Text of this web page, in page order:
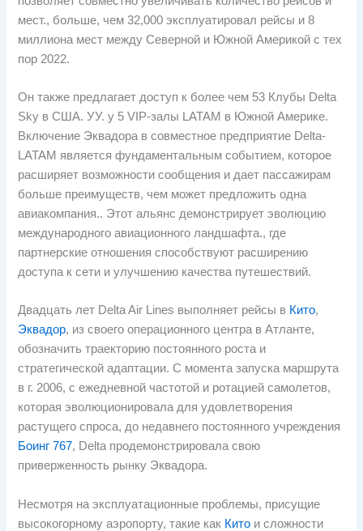
мест., больше, чем 32,000 эксплуатировал рейсы и 8
миллиона мест между Северной и Южной Америкой с тех
пор 2022.
Он также предлагает доступ к более чем 53 Клубы Delta
Sky в США. УУ. у 5 VIP-залы LATAM в Южной Америке.
Включение Эквадора в совместное предприятие Delta-
LATAM является фундаментальным событием, которое
расширяет возможности сообщения и дает пассажирам
больше преимуществ, чем может предложить одна
авиакомпания.. Этот альянс демонстрирует эволюцию
международного авиационного ландшафта., где
партнерские отношения способствуют расширению
доступа к сети и улучшению качества путешествий.
Двадцать лет Delta Air Lines выполняет рейсы в Кито,
Эквадор, из своего операционного центра в Атланте,
обозначить траекторию постоянного роста и
стратегической адаптации. С момента запуска маршрута
в г. 2006, с ежедневной частотой и ротацией самолетов,
которая эволюционировала для удовлетворения
растущего спроса, до недавнего постоянного учреждения
Боинг 767, Delta продемонстрировала свою
приверженность рынку Эквадора.
Несмотря на эксплуатационные проблемы, присущие
высокогорному аэропорту, такие как Кито и сложности